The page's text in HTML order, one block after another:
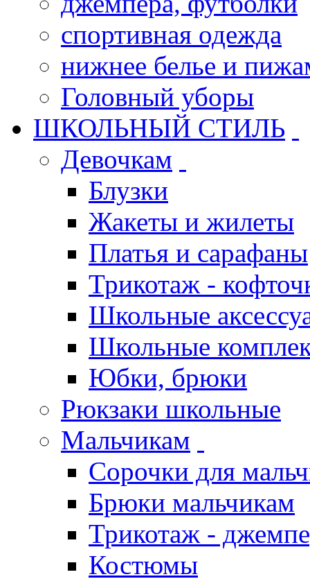
спортивная одежда
нижнее белье и
Головный уборы
ШКОЛЬНЫЙ СТИЛЬ
Девочкам
Блузки
Жакеты и жилеты
Платья и сарафаны
Трикотаж -
Школьные
Школьные
Юбки, брюки
Рюкзаки школьные
Мальчикам
Сорочки для
Брюки мальчикам
Трикотаж -
Костюмы